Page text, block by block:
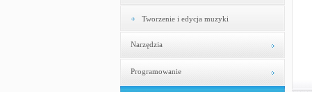
Tworzenie i edycja muzyki
Narzędzia
Programowanie